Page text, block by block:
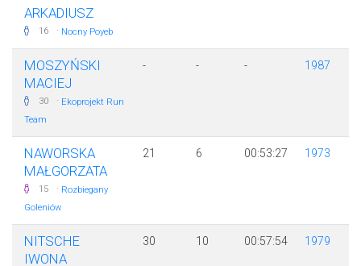
ARKADIUSZ
16 · Nocny Poyeb
MOSZYŃSKI
MACIEJ
30 · Ekoprojekt Run
Team
- - - 1987
NAWORSKA
MAŁGORZATA
15 · Rozbiegany
Goleniów
21 6 00:53:27 1973
NITSCHE
IWONA
30 10 00:57:54 1979